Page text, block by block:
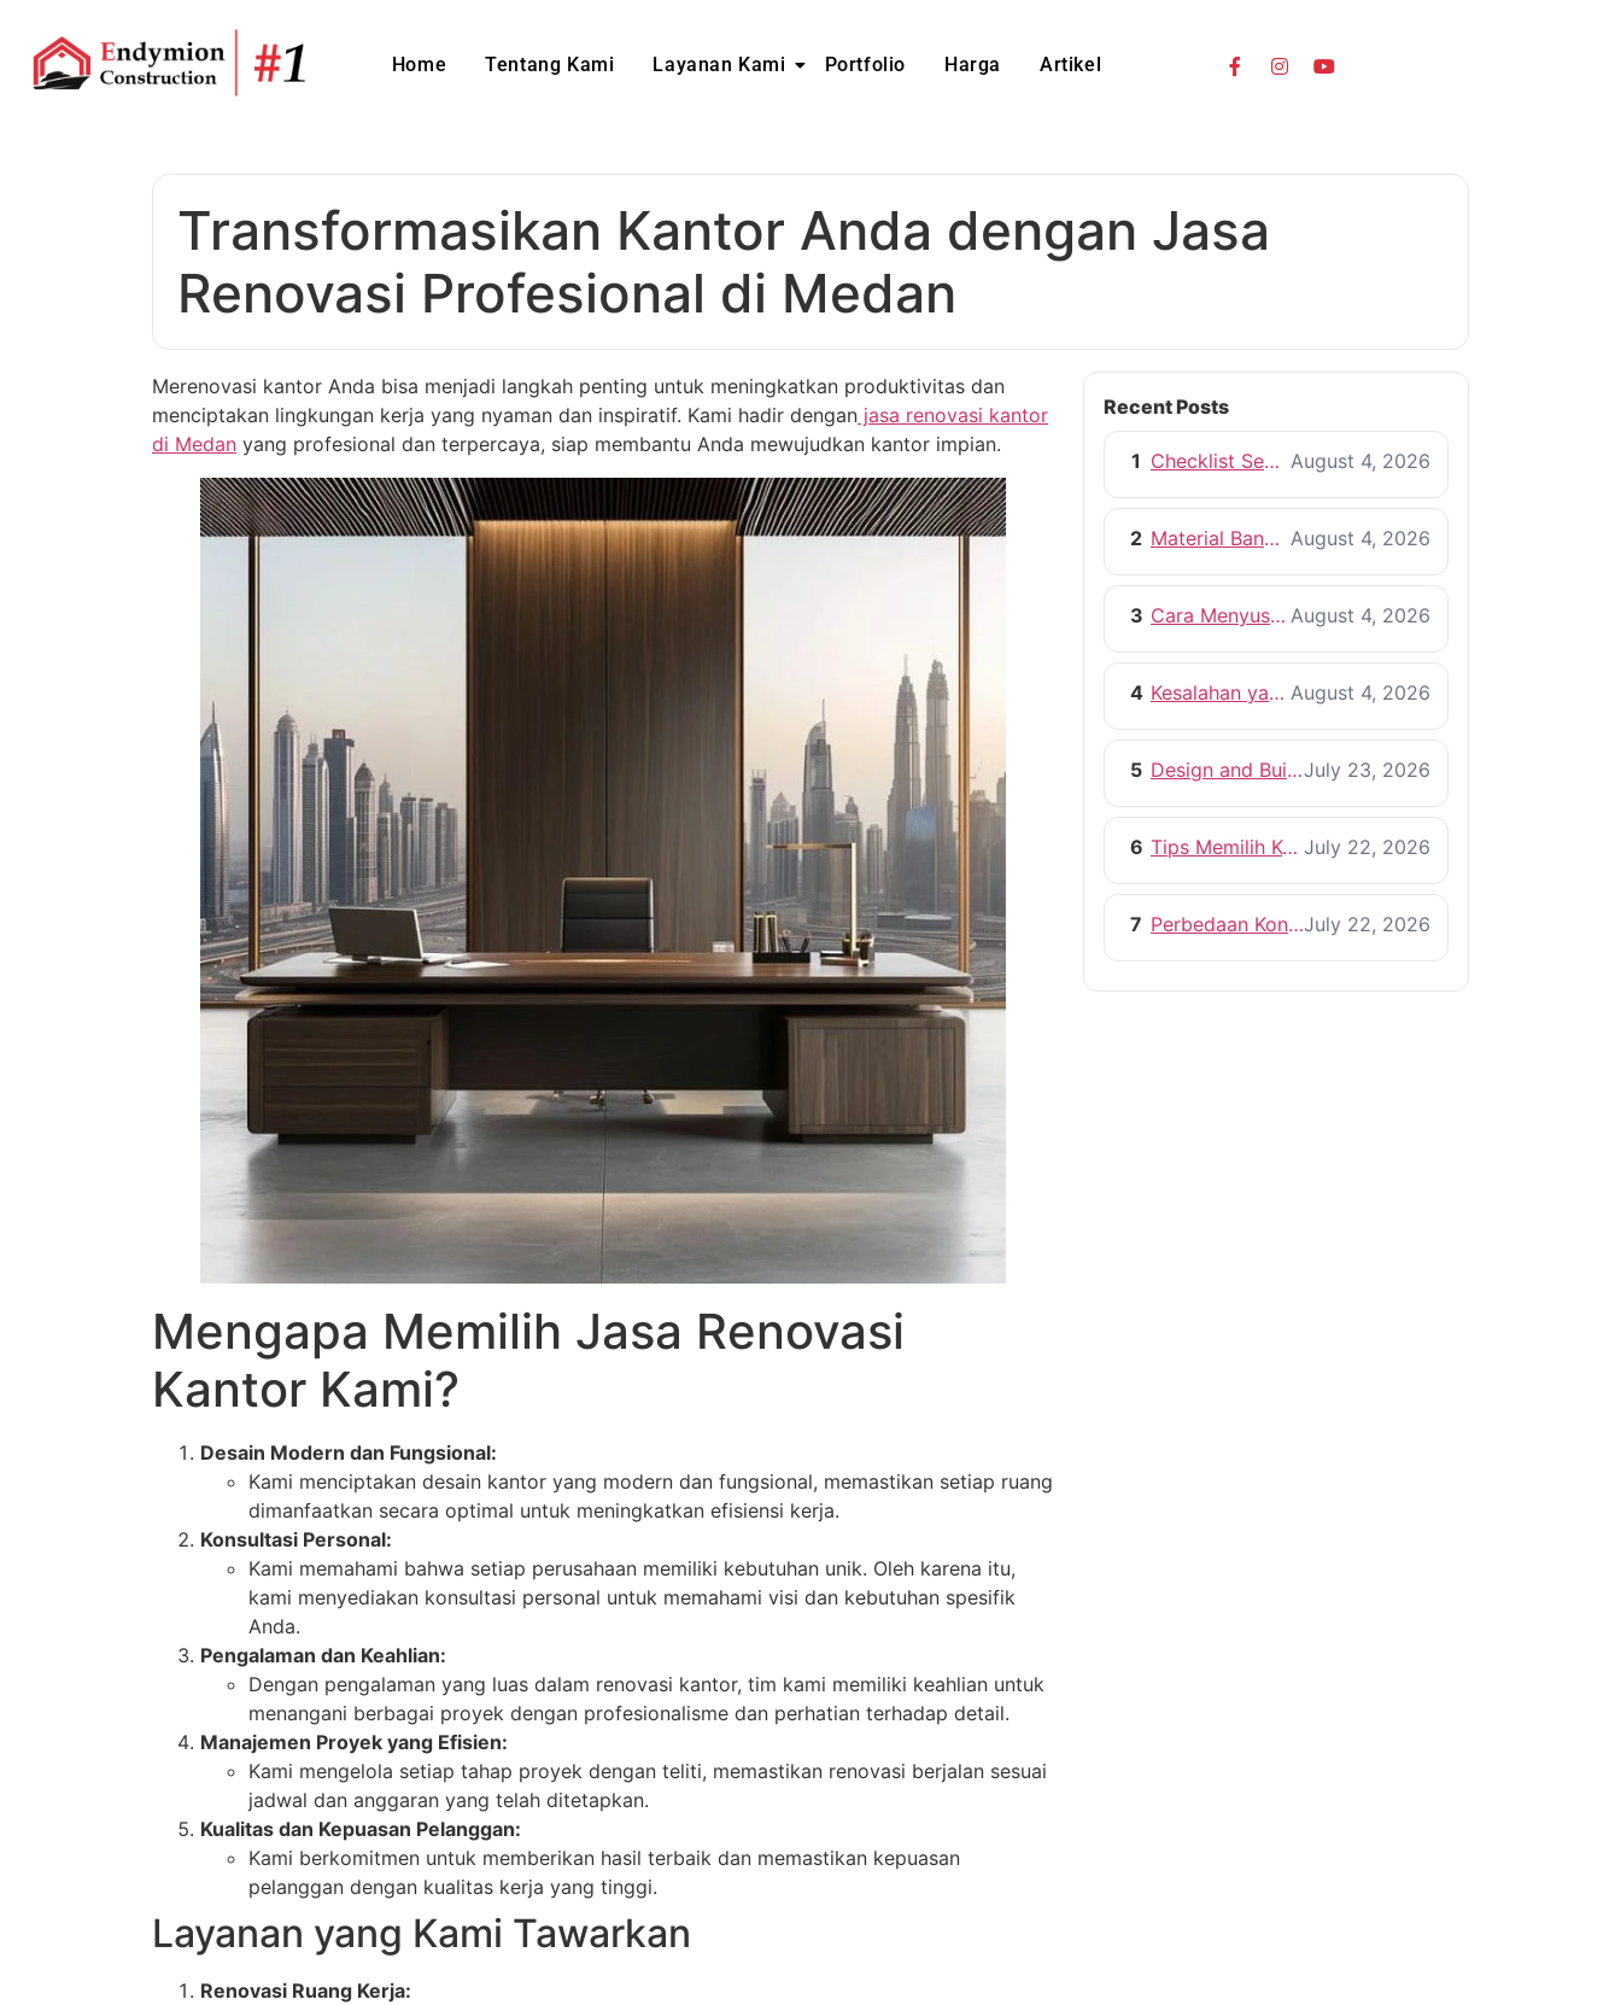
Home Tentang Kami Layanan Kami Portfolio Harga Artikel
Transformasikan Kantor Anda dengan Jasa
Renovasi Profesional di Medan
Merenovasi kantor Anda bisa menjadi langkah penting untuk meningkatkan produktivitas dan
menciptakan lingkungan kerja yang nyaman dan inspiratif. Kami hadir dengan jasa renovasi kantor
di Medan yang profesional dan terpercaya, siap membantu Anda mewujudkan kantor impian.
Mengapa Memilih Jasa Renovasi
Kantor Kami?
Desain Modern dan Fungsional:
Kami menciptakan desain kantor yang modern dan fungsional, memastikan setiap ruang
dimanfaatkan secara optimal untuk meningkatkan efisiensi kerja.
Konsultasi Personal:
Kami memahami bahwa setiap perusahaan memiliki kebutuhan unik. Oleh karena itu,
kami menyediakan konsultasi personal untuk memahami visi dan kebutuhan spesifik
Anda.
Pengalaman dan Keahlian:
Dengan pengalaman yang luas dalam renovasi kantor, tim kami memiliki keahlian untuk
menangani berbagai proyek dengan profesionalisme dan perhatian terhadap detail.
Manajemen Proyek yang Efisien:
Kami mengelola setiap tahap proyek dengan teliti, memastikan renovasi berjalan sesuai
jadwal dan anggaran yang telah ditetapkan.
Kualitas dan Kepuasan Pelanggan:
Kami berkomitmen untuk memberikan hasil terbaik dan memastikan kepuasan
pelanggan dengan kualitas kerja yang tinggi.
Layanan yang Kami Tawarkan
Renovasi Ruang Kerja:
Recent Posts
1 Checklist Sebelum Memulai Proyek Pembangunan Rumah August 4, 2026
2 Material Bangunan Berkualitas untuk Rumah yang Tahan Lama August 4, 2026
3 Cara Menyusun RAB Bangun Rumah yang Efisien August 4, 2026
4 Kesalahan yang Harus Dihindari Saat Membangun Rumah August 4, 2026
5 Design and Build vs Kontraktor KonvensionalJuly 23, 2026
6 Tips Memilih Kontraktor Rumah yang Profesional July 22, 2026
7 Perbedaan Kontraktor dan Pemborong, Mana yang Lebih Tepat?July 22, 2026